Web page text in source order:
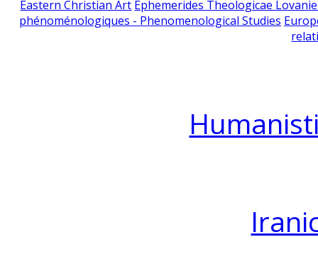
Eastern Christian Art Ephemerides Theologicae
phénoménologiques - Phenomenological Studies